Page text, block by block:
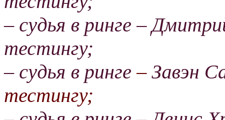
– судья в ринге –
тестингу;
– судья в ринге– Завэн
тестингу;